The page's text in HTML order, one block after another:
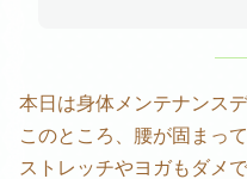
本日は身体メンテナンス
このところ、腰が固まっ
ストレッチやヨガもダメ